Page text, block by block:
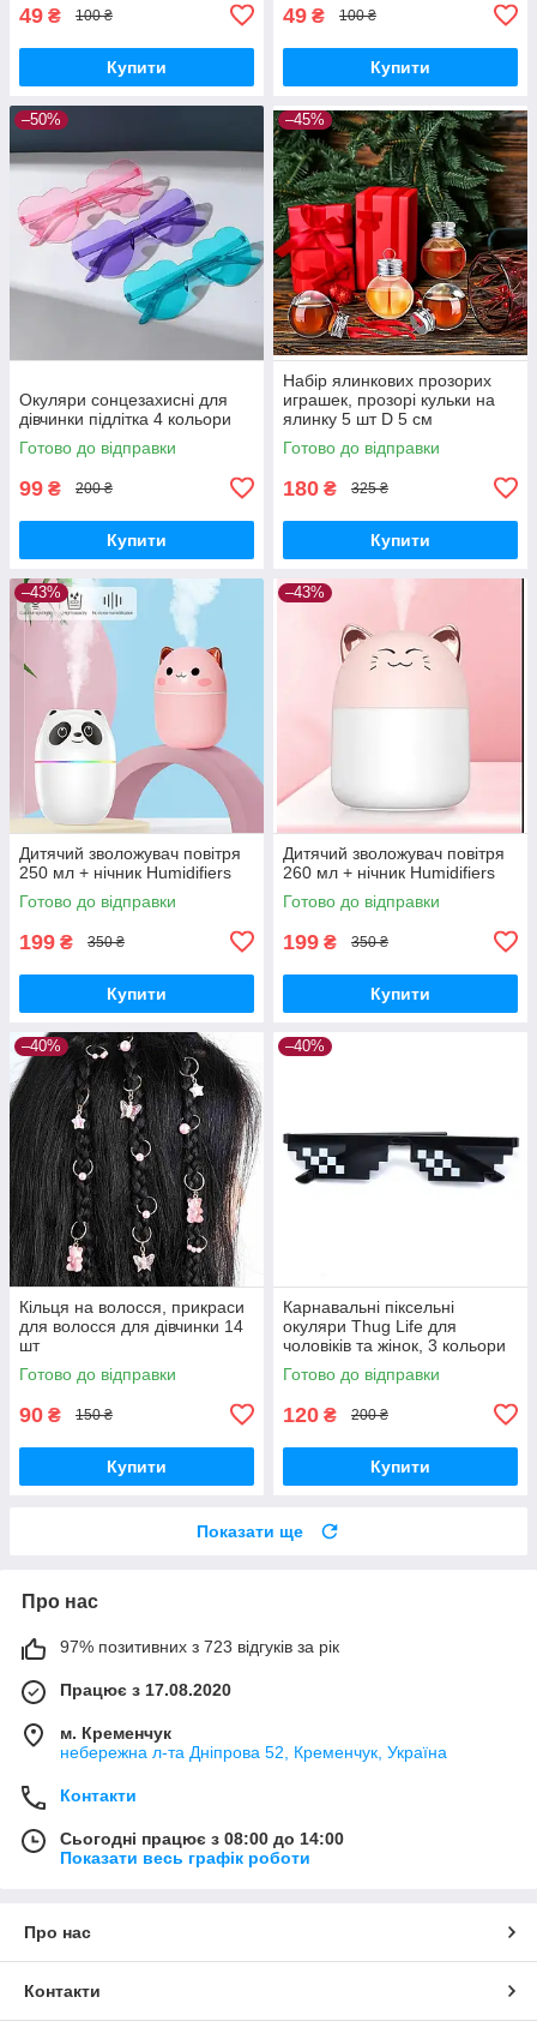
49 ₴ 100 ₴
Купити
49 ₴ 100 ₴
Купити
–50%
Окуляри сонцезахисні для
дівчинки підлітка 4 кольори
Готово до відправки
99 ₴ 200 ₴
Купити
–45%
Набір ялинкових прозорих
играшек, прозорі кульки на
ялинку 5 шт D 5 см
Готово до відправки
180 ₴ 325 ₴
Купити
–43%
Дитячий зволожувач повітря
250 мл + нічник Humidifiers
Готово до відправки
199 ₴ 350 ₴
Купити
–43%
Дитячий зволожувач повітря
260 мл + нічник Humidifiers
Готово до відправки
199 ₴ 350 ₴
Купити
–40%
Кільця на волосся, прикраси
для волосся для дівчинки 14
шт
Готово до відправки
90 ₴ 150 ₴
Купити
–40%
Карнавальні піксельні
окуляри Thug Life для
чоловіків та жінок, 3 кольори
Готово до відправки
120 ₴ 200 ₴
Купити
Показати ще
Про нас
97% позитивних з 723 відгуків за рік
Працює з 17.08.2020
м. Кременчук
небережна л-та Дніпрова 52, Кременчук, Україна
Контакти
Сьогодні працює з 08:00 до 14:00
Показати весь графік роботи
Про нас
Контакти